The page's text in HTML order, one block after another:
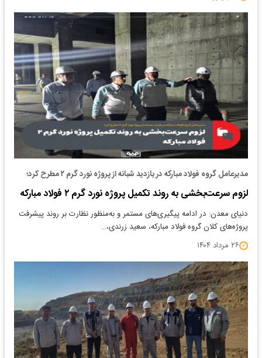
مدیرعامل گروه فولاد مبارکه در بازدید شبانه از پروژه نورد گرم ۲ مطرح کرد؛
لزوم سرعت‌بخشی به روند تکمیل پروژه نورد گرم ۲ فولاد مبارکه
دنیای معدن: در ادامه پیگیری‌های مستمر و به‌منظور نظارت بر روند پیشرفت
پروژه‌های کلان گروه فولاد مبارکه، سعید زرندی،…
۲۶ مرداد ۱۴۰۴